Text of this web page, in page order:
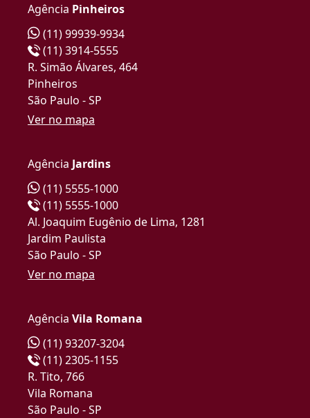
Agência Pinheiros
(11) 99939-9934
(11) 3914-5555
R. Simão Álvares, 464
Pinheiros
São Paulo - SP
Ver no mapa
Agência Jardins
(11) 5555-1000
(11) 5555-1000
Al. Joaquim Eugênio de Lima, 1281
Jardim Paulista
São Paulo - SP
Ver no mapa
Agência Vila Romana
(11) 93207-3204
(11) 2305-1155
R. Tito, 766
Vila Romana
São Paulo - SP